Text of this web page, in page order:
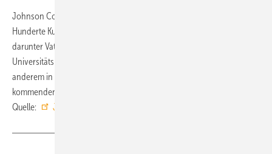
Johnson Controls hat bereits industrielle Großwärmepumpen an
Hunderte Kundinnen und Kunden in Europa und weltweit geliefert,
darunter Vattenfall Berlin, EnBW Stuttgart sowie das neue
Universitätsklinikum Aalborg in Dänemark. Weitere Projekte, unter
anderem in Hamburg, Neustadt in Holstein und Zürich, sollen in den
kommenden Jahren in Betrieb genommen werden. ■
Quelle:
Johnson Controls